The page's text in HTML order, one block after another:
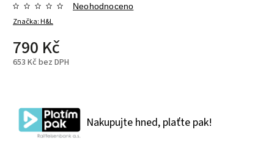
Značka:H&L
Neohodnoceno
790 Kč
653 Kč bez DPH
Nakupujte hned, plaťte pak!